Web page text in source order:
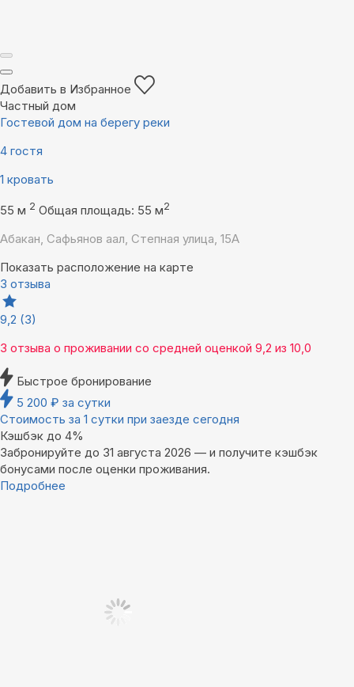
Добавить в Избранное
Частный дом
Гостевой дом на берегу реки
4 гостя
1 кровать
55 м 2 Общая площадь: 55 м2
Абакан, Сафьянов аал, Степная улица, 15А
Показать расположение на карте
3 отзыва
9,2 (3)
3 отзыва о проживании со средней оценкой 9,2 из 10,0
Быстрое бронирование
5 200 ₽ за сутки
Стоимость за 1 сутки при заезде сегодня
Кэшбэк до 4%
Забронируйте до 31 августа 2026 — и получите кэшбэк
бонусами после оценки проживания.
Подробнее